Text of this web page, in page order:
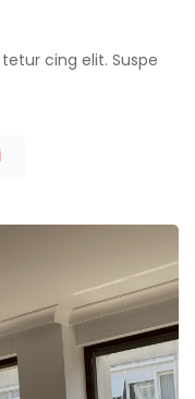
cing elit. Suspe